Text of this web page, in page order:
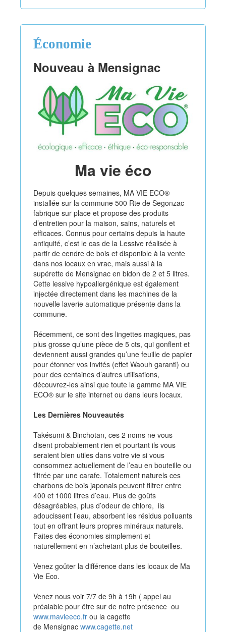
Économie
Nouveau à Mensignac
Ma vie éco
Depuis quelques semaines, MA VIE ECO®
installée sur la commune 500 Rte de Segonzac
fabrique sur place et propose des produits
d’entretien pour la maison, sains, naturels et
efficaces. Connus pour certains depuis la haute
antiquité, c’est le cas de la Lessive réalisée à
partir de cendre de bois et disponible à la vente
dans nos locaux en vrac, mais aussi à la
supérette de Mensignac en bidon de 2 et 5 litres.
Cette lessive hypoallergénique est également
injectée directement dans les machines de la
nouvelle laverie automatique présente dans la
commune.
Récemment, ce sont des lingettes magiques, pas
plus grosse qu’une pièce de 5 cts, qui gonflent et
deviennent aussi grandes qu’une feuille de papier
pour étonner vos invités (effet Waouh garanti) ou
pour des centaines d’autres utilisations,
découvrez-les ainsi que toute la gamme MA VIE
ECO® sur le site internet ou dans leurs locaux.
Les Dernières Nouveautés
Takésumi & Binchotan, ces 2 noms ne vous
disent probablement rien et pourtant ils vous
seraient bien utiles dans votre vie si vous
consommez actuellement de l’eau en bouteille ou
filtrée par une carafe. Totalement naturels ces
charbons de bois japonais peuvent filtrer entre
400 et 1000 litres d’eau. Plus de goûts
désagréables, plus d’odeur de chlore, ils
adoucissent l’eau, absorbent les résidus polluants
tout en offrant leurs propres minéraux naturels.
Faites des économies simplement et
naturellement en n’achetant plus de bouteilles.
Venez goûter la différence dans les locaux de Ma
Vie Eco.
Venez nous voir 7/7 de 9h à 19h ( appel au
préalable pour être sur de notre présence ou
www.mavieeco.fr ou la cagette
de Mensignac www.cagette.net